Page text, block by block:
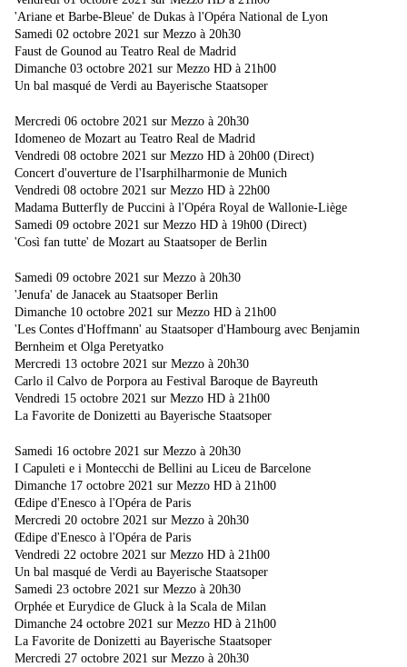
'Ariane et Barbe-Bleue' de Dukas à l'Opéra National de Lyon
Samedi 02 octobre 2021 sur Mezzo à 20h30
Faust de Gounod au Teatro Real de Madrid
Dimanche 03 octobre 2021 sur Mezzo HD à 21h00
Un bal masqué de Verdi au Bayerische Staatsoper
Mercredi 06 octobre 2021 sur Mezzo à 20h30
Idomeneo de Mozart au Teatro Real de Madrid
Vendredi 08 octobre 2021 sur Mezzo HD à 20h00 (Direct)
Concert d'ouverture de l'Isarphilharmonie de Munich
Vendredi 08 octobre 2021 sur Mezzo HD à 22h00
Madama Butterfly de Puccini à l'Opéra Royal de Wallonie-Liège
Samedi 09 octobre 2021 sur Mezzo HD à 19h00 (Direct)
'Così fan tutte' de Mozart au Staatsoper de Berlin
Samedi 09 octobre 2021 sur Mezzo à 20h30
'Jenufa' de Janacek au Staatsoper Berlin
Dimanche 10 octobre 2021 sur Mezzo HD à 21h00
'Les Contes d'Hoffmann' au Staatsoper d'Hambourg avec Benjamin
Bernheim et Olga Peretyatko
Mercredi 13 octobre 2021 sur Mezzo à 20h30
Carlo il Calvo de Porpora au Festival Baroque de Bayreuth
Vendredi 15 octobre 2021 sur Mezzo HD à 21h00
La Favorite de Donizetti au Bayerische Staatsoper
Samedi 16 octobre 2021 sur Mezzo à 20h30
I Capuleti e i Montecchi de Bellini au Liceu de Barcelone
Dimanche 17 octobre 2021 sur Mezzo HD à 21h00
Œdipe d'Enesco à l'Opéra de Paris
Mercredi 20 octobre 2021 sur Mezzo à 20h30
Œdipe d'Enesco à l'Opéra de Paris
Vendredi 22 octobre 2021 sur Mezzo HD à 21h00
Un bal masqué de Verdi au Bayerische Staatsoper
Samedi 23 octobre 2021 sur Mezzo à 20h30
Orphée et Eurydice de Gluck à la Scala de Milan
Dimanche 24 octobre 2021 sur Mezzo HD à 21h00
La Favorite de Donizetti au Bayerische Staatsoper
Mercredi 27 octobre 2021 sur Mezzo à 20h30